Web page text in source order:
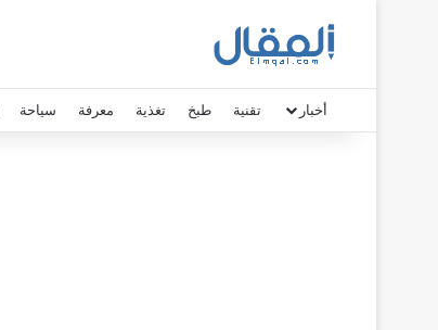
أخبار تقنية طبخ تغذية معرفة سياحة